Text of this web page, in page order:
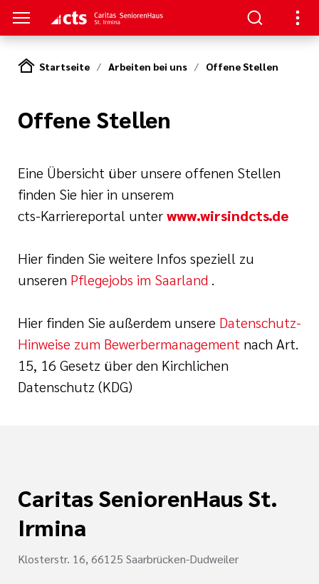
Arbeit
Pflege
Startseite Arbeiten bei uns Offene Stellen
Offene Stellen
Eine Übersicht über unsere offenen Stellen
finden Sie hier in unserem
cts-Karriereportal unterwww.wirsindcts.de
Hier finden Sie weitere Infos speziell zu
unseren Pflegejobs im Saarland .
Hier finden Sie außerdem unsere Datenschutz-
Hinweise zum Bewerbermanagement nach Art.
15, 16 Gesetz über den Kirchlichen
Datenschutz (KDG)
Caritas SeniorenHaus St.
Irmina
Klosterstr. 16, 66125 Saarbrücken-Dudweiler